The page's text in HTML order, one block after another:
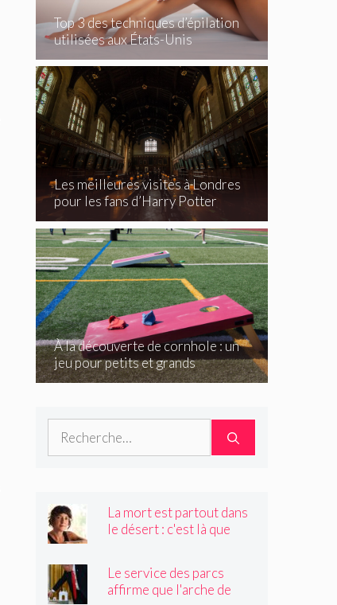
Top 3 des techniques d’épilation
utilisées aux États-Unis
Les meilleures visites à Londres
pour les fans d’Harry Potter
À la découverte de cornhole : un
jeu pour petits et grands
Rechercher :
La mort est partout dans
le désert : c'est là que
Le service des parcs
affirme que l'arche de